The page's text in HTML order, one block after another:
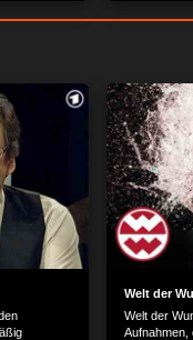
Welt der
Welt der
Aufnahmen,